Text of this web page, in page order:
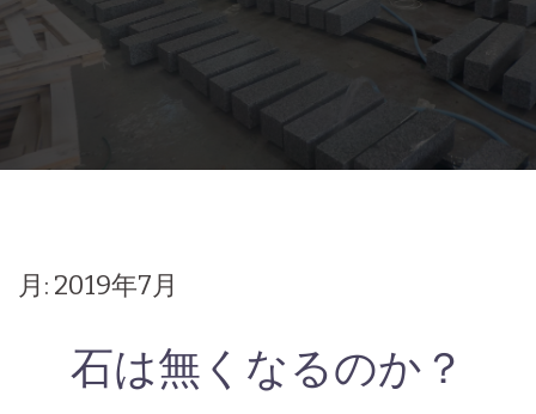
ス
ッ
プ
月: 2019年7月
石は無くなるのか？